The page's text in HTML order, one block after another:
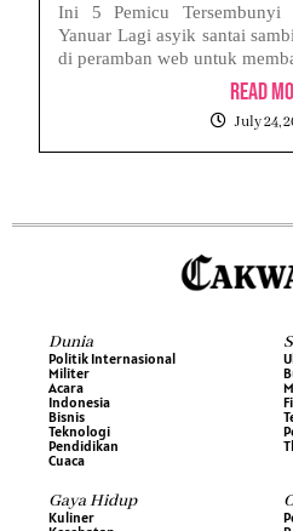
Ini 5 Pemicu
Yanuar Lagi asyik santai
di peramban web untuk
Read
July 24,
Dunia
Politik Internasional
Militer
Acara
Indonesia
Bisnis
Teknologi
Pendidikan
Cuaca
Gaya Hidup
Kuliner